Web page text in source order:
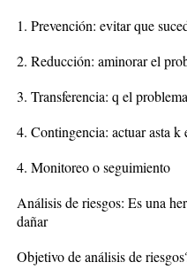
1. Prevención: evitar que
2. Reducción: aminorar el
3. Transferencia: q el
4. Contingencia: actuar asta k
4. Monitoreo o seguimiento
Análisis de riesgos: Es una
dañar
Objetivo de análisis de